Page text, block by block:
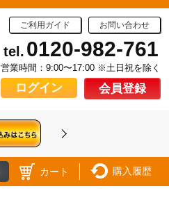
ご利用ガイド お問い合わせ
tel. 0120-982-761
営業時間：9:00〜17:00 ※土日祝を除く
ログイン 会員登録
カート 購入履歴